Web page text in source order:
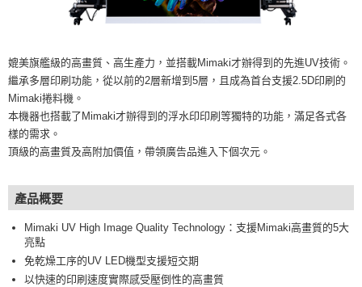
媲美旗艦級的高畫質、高生產力，並搭載Mimaki才辦得到的先進UV技術。
繼承多層印刷功能，從以前的2層新增到5層，且成為首台支援2.5D印刷的
Mimaki捲料機。
本機器也搭載了Mimaki才辦得到的浮水印印刷等獨特的功能，滿足各式各
樣的需求。
頂級的高畫質及高附加價值，帶領廣告品進入下個次元。
產品概要
Mimaki UV High Image Quality Technology：支援Mimaki高畫質的5大
亮點
免乾燥工序的UV LED機型支援短交期
以快速的印刷速度實際感受壓倒性的高畫質